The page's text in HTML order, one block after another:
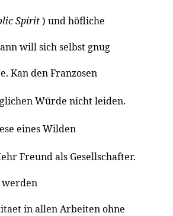
Spirit) und höfliche
will sich selbst gnug
Kan den Franzosen
Würde nicht leiden.
eines Wilden
Freund als Gesellschafter.
werden
in allen Arbeiten ohne